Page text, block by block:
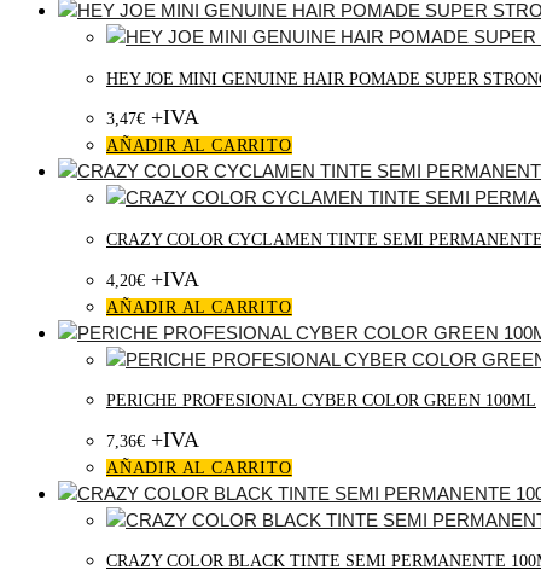
HEY JOE MINI GENUINE HAIR POMADE SUPER
3,47€ +IVA
AÑADIR AL CARRITO
CRAZY COLOR CYCLAMEN TINTE SEMI
4,20€ +IVA
AÑADIR AL CARRITO
PERICHE PROFESIONAL CYBER COLOR GREEN 100ML
7,36€ +IVA
AÑADIR AL CARRITO
CRAZY COLOR BLACK TINTE SEMI PERMANENTE